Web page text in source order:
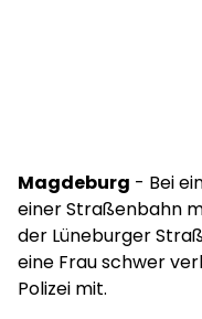
Magdeburg - Bei
einer Straßenbahn
der Lüneburger
eine Frau schwer
Polizei mit.